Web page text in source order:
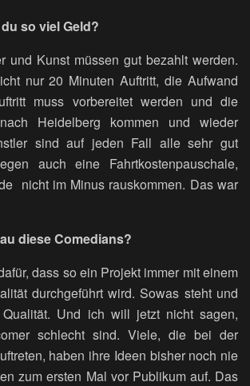
so viel Geld?
und Kunst müssen gut bezahlt werden.
nur 20 Minuten Auftritt, die Aufwand
muss vorbereitet werden und die
Heidelberg kommen und wieder
sind auf jeden Fall alle sehr gut
auch eine Fahrtkostenpauschale,
nicht im Minus rauskommen. Das war
diese Comedians?
dass so ein Projekt immer mit einem
durchgeführt wird. Sowas steht und
Und ich will jetzt nicht sagen,
schlecht sind. Viele, die bei der
haben ihre Ideen bisher noch nie
zum ersten Mal vor Publikum auf. Das